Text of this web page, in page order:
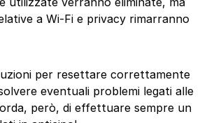
a Wi-Fi e privacy rimarranno
per resettare correttamente
eventuali problemi legati alle
però, di effettuare sempre un